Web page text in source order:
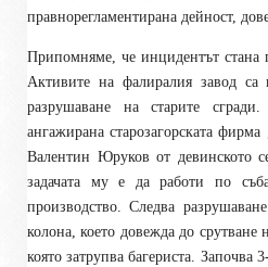
правнорегламентирана дейност,
Припомняме, че инцидентът стана
Активите на фалиралия завод са
разрушаване на старите
ангажирана старозагорската
Валентин Юруков от девинското
задачата му е да работи по
производство. Следва
колона, което довежда до срутване
която затрупва багериста. Започва